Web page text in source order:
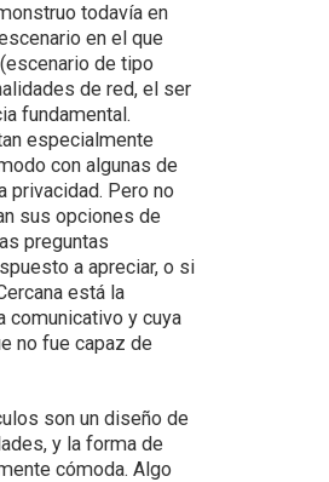
todavía en
en el que
de tipo
de red, el ser
fundamental.
especialmente
con algunas de
privacidad. Pero no
sus opciones de
preguntas
a apreciar, o si
está la
comunicativo y cuya
no fue capaz de
son un diseño de
y la forma de
cómoda. Algo